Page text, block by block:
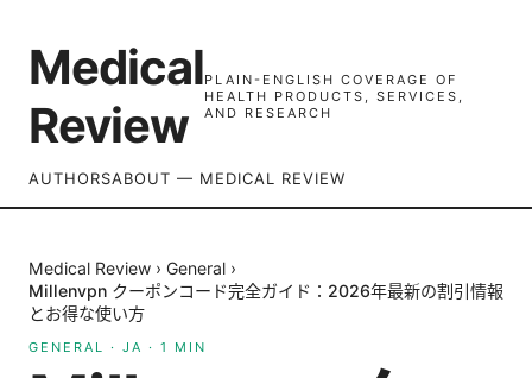
Medical
Review
PLAIN-ENGLISH COVERAGE OF
HEALTH PRODUCTS, SERVICES,
AND RESEARCH
AUTHORSABOUT — MEDICAL REVIEW
Medical Review › General ›
Millenvpn クーポンコード完全ガイド：2026年最新の割引情報
とお得な使い方
GENERAL · JA · 1 MIN